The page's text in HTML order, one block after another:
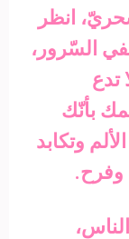
انظر
السّرور،
تدع
بأنّك
وتكابد
وفرح.